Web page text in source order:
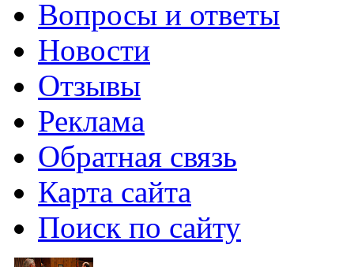
Вопросы и ответы
Новости
Отзывы
Реклама
Обратная связь
Карта сайта
Поиск по сайту